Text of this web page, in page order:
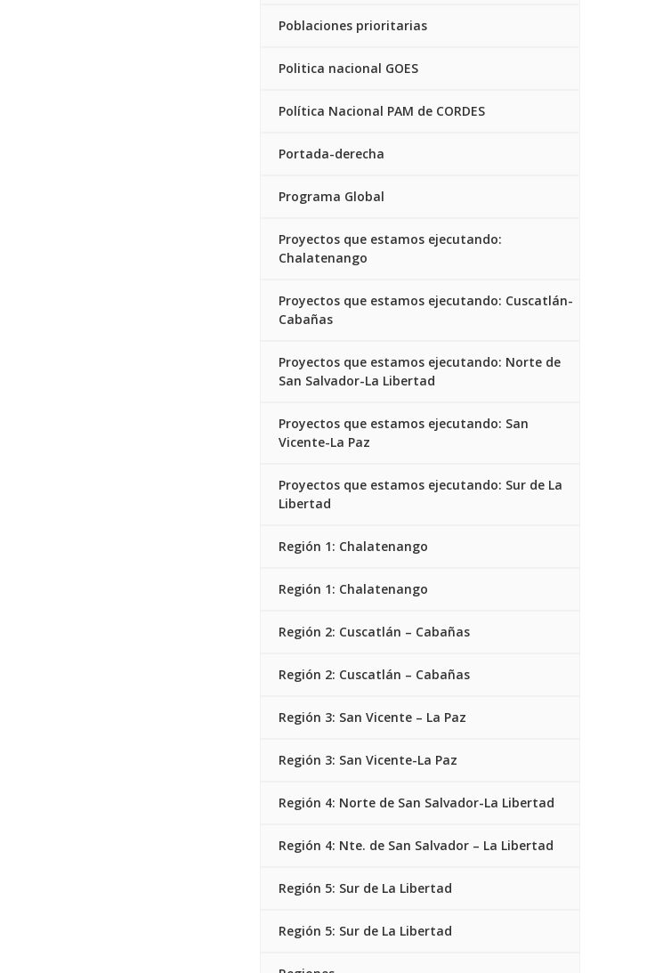
Poblaciones prioritarias
Politica nacional GOES
Política Nacional PAM de CORDES
Portada-derecha
Programa Global
Proyectos que estamos ejecutando:
Chalatenango
Proyectos que estamos ejecutando: Cuscatlán-
Cabañas
Proyectos que estamos ejecutando: Norte de
San Salvador-La Libertad
Proyectos que estamos ejecutando: San
Vicente-La Paz
Proyectos que estamos ejecutando: Sur de La
Libertad
Región 1: Chalatenango
Región 1: Chalatenango
Región 2: Cuscatlán – Cabañas
Región 2: Cuscatlán – Cabañas
Región 3: San Vicente – La Paz
Región 3: San Vicente-La Paz
Región 4: Norte de San Salvador-La Libertad
Región 4: Nte. de San Salvador – La Libertad
Región 5: Sur de La Libertad
Región 5: Sur de La Libertad